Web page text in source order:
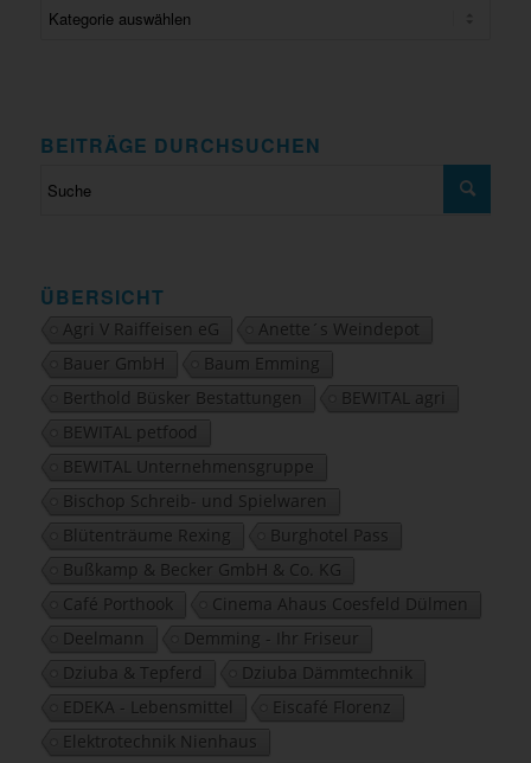
BEITRÄGE DURCHSUCHEN
ÜBERSICHT
Agri V Raiffeisen eG
Anette´s Weindepot
Bauer GmbH
Baum Emming
Berthold Büsker Bestattungen
BEWITAL agri
BEWITAL petfood
BEWITAL Unternehmensgruppe
Bischop Schreib- und Spielwaren
Blütenträume Rexing
Burghotel Pass
Bußkamp & Becker GmbH & Co. KG
Café Porthook
Cinema Ahaus Coesfeld Dülmen
Deelmann
Demming - Ihr Friseur
Dziuba & Tepferd
Dziuba Dämmtechnik
EDEKA - Lebensmittel
Eiscafé Florenz
Elektrotechnik Nienhaus